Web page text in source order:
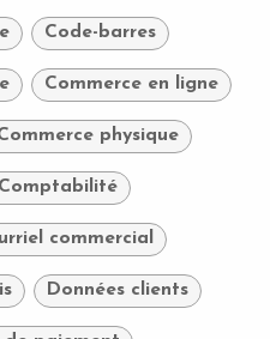
Code-barres
Commerce en ligne
physique
Comptabilité
commercial
Données clients